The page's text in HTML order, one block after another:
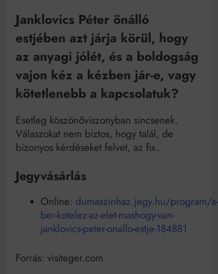
Bitumenes lapostetők: a bevált technológia akkor
működik, ha jól van felújítva
Janklovics Péter önálló
estjében azt járja körül, hogy
az anyagi jólét, és a boldogság
vajon kéz a kézben jár-e, vagy
kötetlenebb a kapcsolatuk?
Esetleg köszönőviszonyban sincsenek.
Válaszokat nem biztos, hogy talál, de
bizonyos kérdéseket felvet, az fix.
Jegyvásárlás
Online: dumaszinhaz.jegy.hu/program/a-
ber-kotelez-az-elet-mashogy-van-
janklovics-peter-onallo-estje-184881
Forrás: visiteger.com